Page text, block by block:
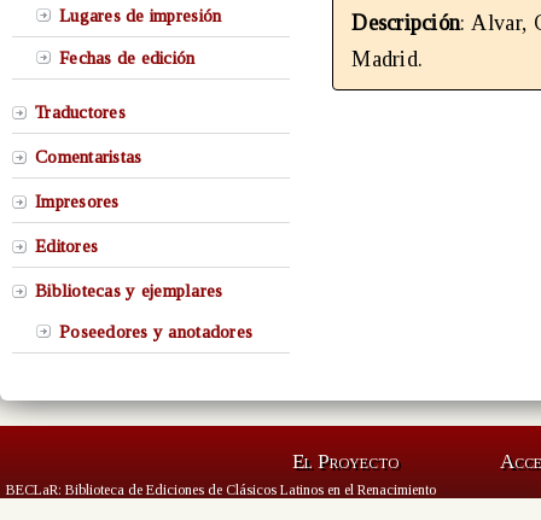
Lugares de impresión
Fechas de edición
Traductores
Comentaristas
Impresores
Editores
Bibliotecas y ejemplares
Poseedores y anotadores
Descripción: Alvar,
Madrid.
El Proyecto
BECLaR: Biblioteca de Ediciones de Clásicos Latinos en el Renacimiento